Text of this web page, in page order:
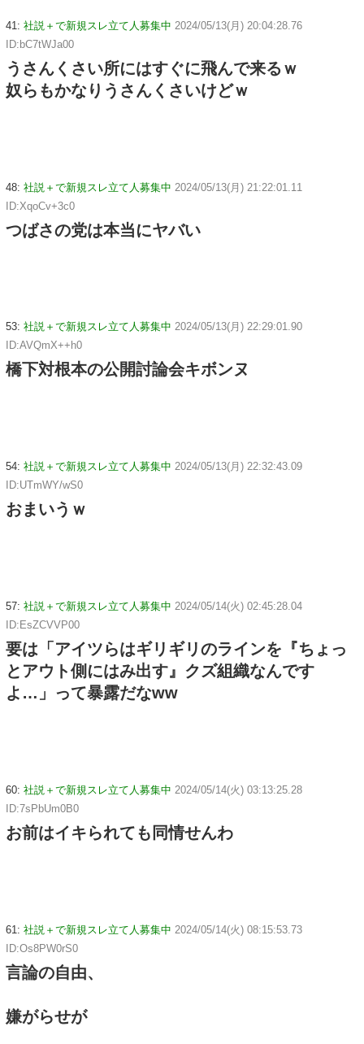
41: 社説＋で新規スレ立て人募集中 2024/05/13(月) 20:04:28.76
ID:bC7tWJa00
うさんくさい所にはすぐに飛んで来るｗ
奴らもかなりうさんくさいけどｗ
48: 社説＋で新規スレ立て人募集中 2024/05/13(月) 21:22:01.11
ID:XqoCv+3c0
つばさの党は本当にヤバい
53: 社説＋で新規スレ立て人募集中 2024/05/13(月) 22:29:01.90
ID:AVQmX++h0
橋下対根本の公開討論会キボンヌ
54: 社説＋で新規スレ立て人募集中 2024/05/13(月) 22:32:43.09
ID:UTmWY/wS0
おまいうｗ
57: 社説＋で新規スレ立て人募集中 2024/05/14(火) 02:45:28.04
ID:EsZCVVP00
要は「アイツらはギリギリのラインを『ちょっ
とアウト側にはみ出す』クズ組織なんです
よ…」って暴露だなww
60: 社説＋で新規スレ立て人募集中 2024/05/14(火) 03:13:25.28
ID:7sPbUm0B0
お前はイキられても同情せんわ
61: 社説＋で新規スレ立て人募集中 2024/05/14(火) 08:15:53.73
ID:Os8PW0rS0
言論の自由、
嫌がらせが